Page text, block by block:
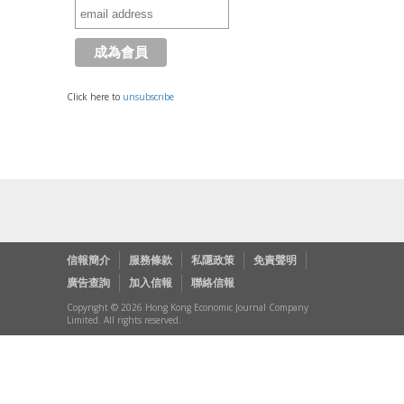
Click here to unsubscribe
信報簡介 服務條款 私隱政策
免責聲明
廣告查詢
加入信報 聯絡信報
Copyright © 2026 Hong Kong Economic Journal Company
Limited. All rights reserved.